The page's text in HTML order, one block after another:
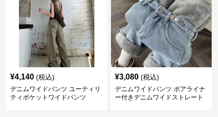
¥4,140 (税込)
デニムワイドパンツ ユーティリ
ティポケットワイドパンツ
¥3,080 (税込)
デニムワイドパンツ ボアライナ
ー付きデニムワイドストレート